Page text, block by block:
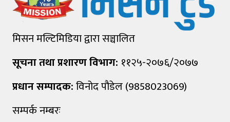
मिसन मल्टिमिडिया द्वारा सञ्चालित
सूचना तथा प्रशारण विभाग: ११२५-२०७६/२०७७
प्रधान सम्पादक:विनोद पौडेल (9858023069)
सम्पर्क नम्बरः